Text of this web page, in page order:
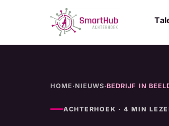
HOME · NIEUWS·BEDRIJF IN
ACHTERHOEK · 4 MIN